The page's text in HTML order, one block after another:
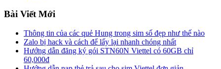
Bài Viết Mới
Thông tin của các quẻ Hung trong sim số đẹp như thế nào
Zalo bị hack và cách để lấy lại nhanh chóng nhất
Hướng dẫn đăng ký gói STN60N Viettel có 60GB chỉ
60,000đ